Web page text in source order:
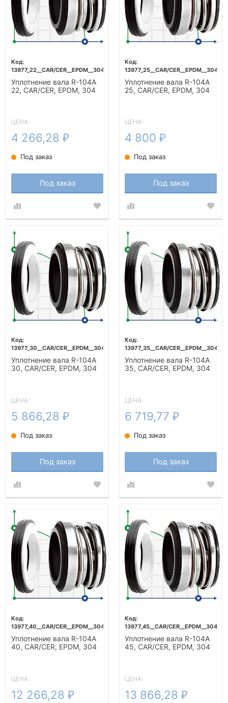
13977_22__CAR/CER__EPDM__304
Уплотнение вала R-104A
22, CAR/CER, EPDM, 304
ЦЕНА:
4 266,28 ₽
Под заказ
Под заказ
13977_25__CAR/CER__EPDM__304
Уплотнение вала R-104A
25, CAR/CER, EPDM, 304
ЦЕНА:
4 800 ₽
Под заказ
Под заказ
13977_30__CAR/CER__EPDM__304
Уплотнение вала R-104A
30, CAR/CER, EPDM, 304
ЦЕНА:
5 866,28 ₽
Под заказ
Под заказ
13977_35__CAR/CER__EPDM__304
Уплотнение вала R-104A
35, CAR/CER, EPDM, 304
ЦЕНА:
6 719,77 ₽
Под заказ
Под заказ
13977_40__CAR/CER__EPDM__304
Уплотнение вала R-104A
40, CAR/CER, EPDM, 304
ЦЕНА:
12 266,28 ₽
13977_45__CAR/CER__EPDM__304
Уплотнение вала R-104A
45, CAR/CER, EPDM, 304
ЦЕНА:
13 866,28 ₽